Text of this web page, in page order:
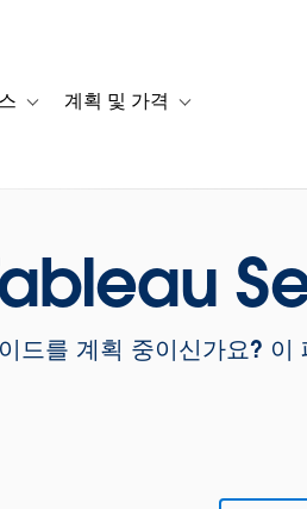
객 스토리
navigation for 솔루션
Toggle sub-navigation for 리소스
계획 및 가격 Toggle sub-
드를 계획 중이신가요?